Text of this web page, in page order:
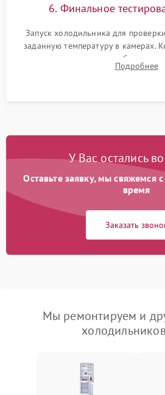
6. Финальное
Запуск холодильника для
заданную температуру в камерах.
компрессора, отсутствия
срабатывания системыПодробнее
У Вас остались
Оставьте заявку, мы свяжемся
время
Заказать
Мы ремонтируем и